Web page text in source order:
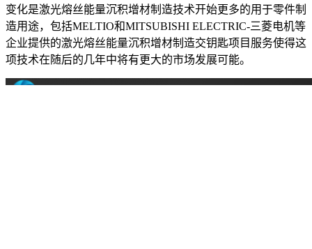
变化是激光熔丝能量沉积增材制造技术开始更多的用于零件制
造用途，包括MELTIO和MITSUBISHI ELECTRIC-三菱电机等
企业提供的激光熔丝能量沉积增材制造交钥匙项目服务使得这
项技术在随后的几年中将有更大的市场发展可能。